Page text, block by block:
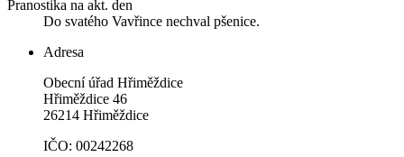
Pranostika na akt. den
Do svatého Vavřince nechval pšenice.
Adresa
Obecní úřad Hřiměždice
Hřiměždice 46
26214 Hřiměždice
IČO: 00242268